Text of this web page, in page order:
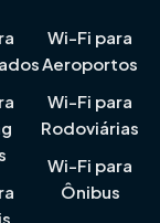
Wi-Fi para
Aeroportos
Wi-Fi para
Rodoviárias
Wi-Fi para
Ônibus